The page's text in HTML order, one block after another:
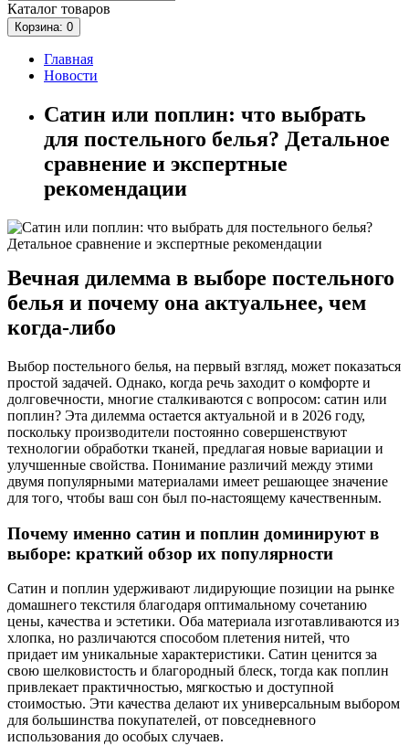
Каталог товаров
Корзина: 0
Главная
Новости
Сатин или поплин: что выбрать
для постельного белья? Детальное
сравнение и экспертные
рекомендации
Вечная дилемма в выборе постельного
белья и почему она актуальнее, чем
когда-либо
Выбор постельного белья, на первый взгляд, может показаться
простой задачей. Однако, когда речь заходит о комфорте и
долговечности, многие сталкиваются с вопросом: сатин или
поплин? Эта дилемма остается актуальной и в 2026 году,
поскольку производители постоянно совершенствуют
технологии обработки тканей, предлагая новые вариации и
улучшенные свойства. Понимание различий между этими
двумя популярными материалами имеет решающее значение
для того, чтобы ваш сон был по-настоящему качественным.
Почему именно сатин и поплин доминируют в
выборе: краткий обзор их популярности
Сатин и поплин удерживают лидирующие позиции на рынке
домашнего текстиля благодаря оптимальному сочетанию
цены, качества и эстетики. Оба материала изготавливаются из
хлопка, но различаются способом плетения нитей, что
придает им уникальные характеристики. Сатин ценится за
свою шелковистость и благородный блеск, тогда как поплин
привлекает практичностью, мягкостью и доступной
стоимостью. Эти качества делают их универсальным выбором
для большинства покупателей, от повседневного
использования до особых случаев.